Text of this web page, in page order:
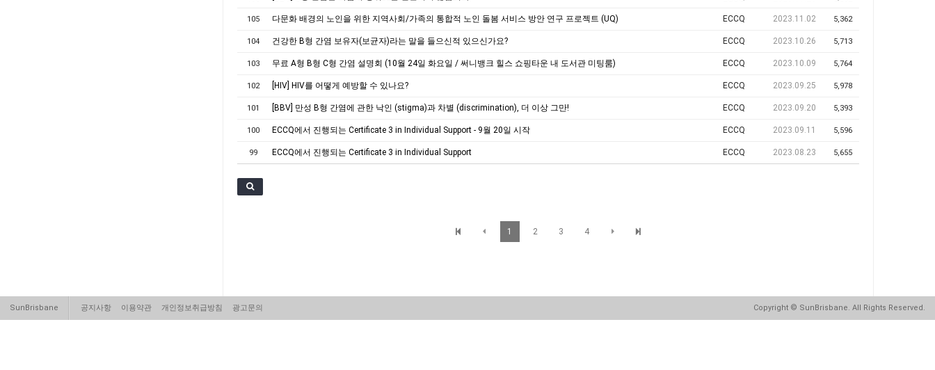
105 다문화 배경의 노인을 위한 지역사회/가족의 통합적 노인 돌봄 서비스 방안 연구 프로젝트 (UQ) ECCQ 2023.11.02 5,362
104 건강한 B형 간염 보유자(보균자)라는 말을 들으신적 있으신가요? ECCQ 2023.10.26 5,713
103 무료 A형 B형 C형 간염 설명회 (10월 24일 화요일 / 써니뱅크 힐스 쇼핑타운 내 도서관 미팅룸) ECCQ 2023.10.09 5,764
102 [HIV] HIV를 어떻게 예방할 수 있나요? ECCQ 2023.09.25 5,978
101 [BBV] 만성 B형 간염에 관한 낙인 (stigma)과 차별 (discrimination), 더 이상 그만! ECCQ 2023.09.20 5,393
100 ECCQ에서 진행되는 Certificate 3 in Individual Support - 9월 20일 시작 ECCQ 2023.09.11 5,596
99 ECCQ에서 진행되는 Certificate 3 in Individual Support ECCQ 2023.08.23 5,655
1 2 3 4
SunBrisbane 공지사항 이용약관 개인정보취급방침 광고문의 Copyright © SunBrisbane. All Rights Reserved.